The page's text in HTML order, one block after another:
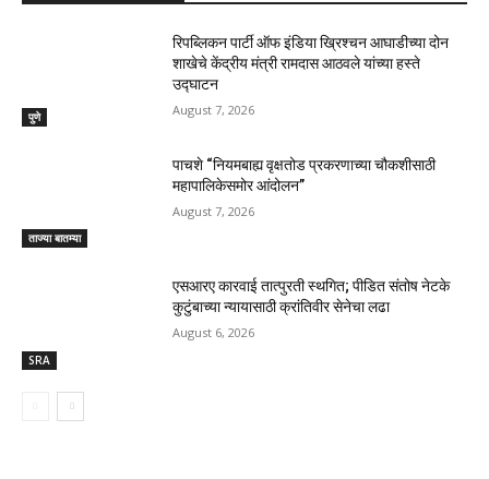
पुणे
रिपब्लिकन पार्टी ऑफ इंडिया ख्रिश्चन आघाडीच्या दोन
शाखेचे केंद्रीय मंत्री रामदास आठवले यांच्या हस्ते
उद्घाटन
August 7, 2026
ताज्या बातम्या
पाचशे “नियमबाह्य वृक्षतोड प्रकरणाच्या चौकशीसाठी
महापालिकेसमोर आंदोलन”
August 7, 2026
SRA
एसआरए कारवाई तात्पुरती स्थगित; पीडित संतोष नेटके
कुटुंबाच्या न्यायासाठी क्रांतिवीर सेनेचा लढा
August 6, 2026